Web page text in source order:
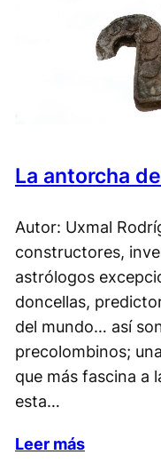
La antorcha
Autor: Uxmal
constructores,
astrólogos
doncellas,
del mundo… así
precolombinos;
que más fascina a
esta…
Leer más